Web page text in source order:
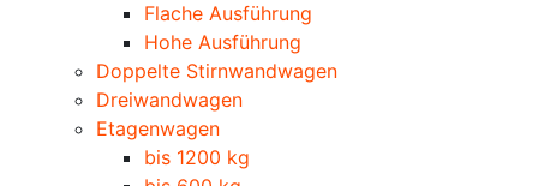
Flache Ausführung
Hohe Ausführung
Doppelte Stirnwandwagen
Dreiwandwagen
Etagenwagen
bis 1200 kg